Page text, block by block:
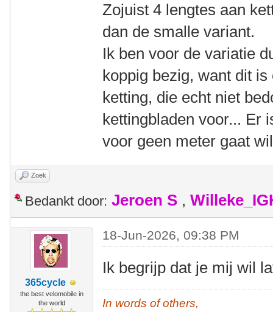
Zojuist 4 lengtes aan
dan de smalle variant.
Ik ben voor de variatie
koppig bezig, want dit
ketting, die echt niet
kettingbladen voor... Er
voor geen meter gaat
Zoek
Bedankt door: Jeroen S ,
365cycle
the best velomobile in
the world
18-Jun-2026, 09:38 PM
Ik begrijp dat je mij wil
In words of others,